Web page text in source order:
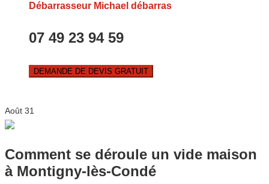
Débarrasseur Michael débarras
07 49 23 94 59
DEMANDE DE DEVIS GRATUIT
Août 31
Comment se déroule un vide maison
à Montigny-lès-Condé